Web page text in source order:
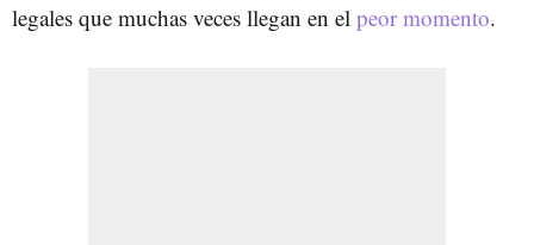
legales que muchas veces llegan en el peor momento.